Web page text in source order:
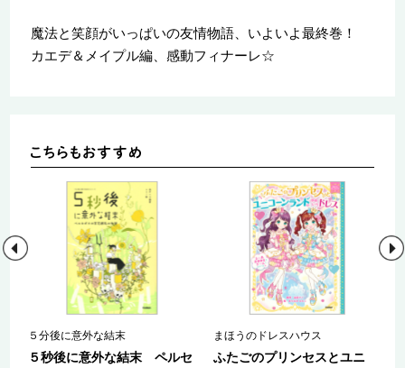
魔法と笑顔がいっぱいの友情物語、いよいよ最終巻！
カエデ＆メイプル編、感動フィナーレ☆
５分後に意外な結末
５秒後に意外な結末 ペルセ
まほうのドレスハウス
ふたごのプリンセスとユニ